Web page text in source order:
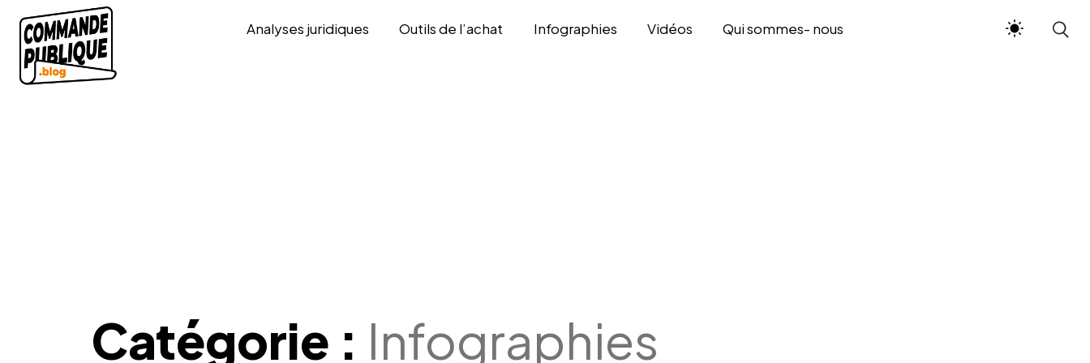
Analyses juridiques Outils de l’achat Infographies Vidéos Qui sommes- nous
Catégorie : Infographies